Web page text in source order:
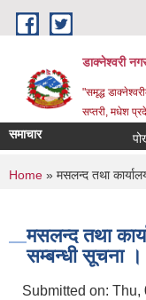
Skip to main content
डाक्नेश्वरी
"समृद्ध
सप्तरी, मधेश
समाचार
You are
Home » मसलन्द तथा
मसलन्द तथा
सम्बन्धी सूचना ।
Submitted on: Thu,